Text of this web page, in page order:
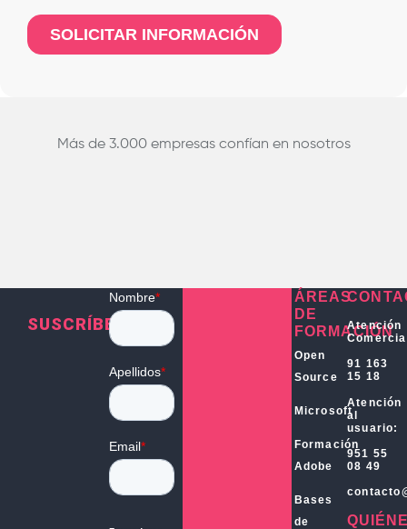
Más de 3.000 empresas confían en nosotros
SUSCRÍBETE
ÁREAS
DE
FORMACIÓN
Open
Source
Microsoft
Formación
Adobe
Bases
de
Atención
91 163
15 18
Atención
al
usuario:
951 55
08 49